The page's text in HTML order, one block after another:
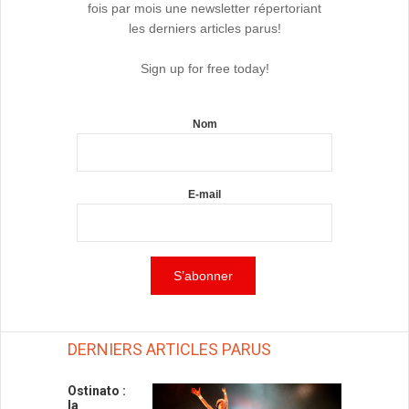
fois par mois une newsletter répertoriant
les derniers articles parus!
Sign up for free today!
Nom
E-mail
DERNIERS ARTICLES PARUS
Ostinato :
la